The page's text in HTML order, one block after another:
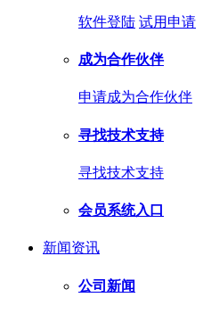
软件登陆 试用申请
成为合作伙伴
申请成为合作伙伴
寻找技术支持
寻找技术支持
会员系统入口
新闻资讯
公司新闻